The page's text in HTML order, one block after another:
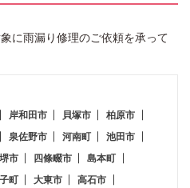
に雨漏り修理のご依頼を承って
岸和田市 貝塚市
柏原市
泉佐野市 河南町
池田市
堺市 四條畷市
島本町
町 大東市
高石市